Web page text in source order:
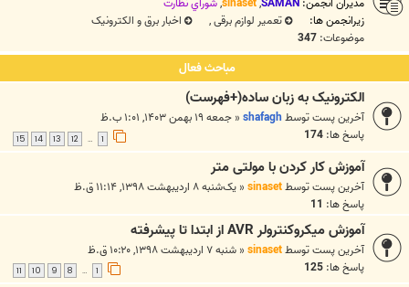
مدیران انجمن: SAMAN
,
sinaset
,شوراي نظارت
زیرانجمن ها:
تعمیر لوازم برقی,
اخبار برق و الکترونیک
موضوعات: 347
مباحث فعال
الکترونیک به زبان ساده(+فهرست)
آخرین پست توسط shafagh
« جمعه ۱۹ بهمن ۱۴۰۳, ۱:۰۱ ب.ظ
پاسخ ها: 174
1
…
12
13
14
15
آموزش کار کردن با مولتی متر
آخرین پست توسطsinaset
« یک‌شنبه ۸ اردیبهشت ۱۳۹۸, ۱۱:۱۴ ق.ظ
پاسخ ها: 11
آموزش میکروکنترولر AVR از ابتدا تا پیشرفته
آخرین پست توسطsinaset
« شنبه ۷ اردیبهشت ۱۳۹۸, ۱۰:۲۰ ق.ظ
پاسخ ها: 125
1
…
8
9
10
11